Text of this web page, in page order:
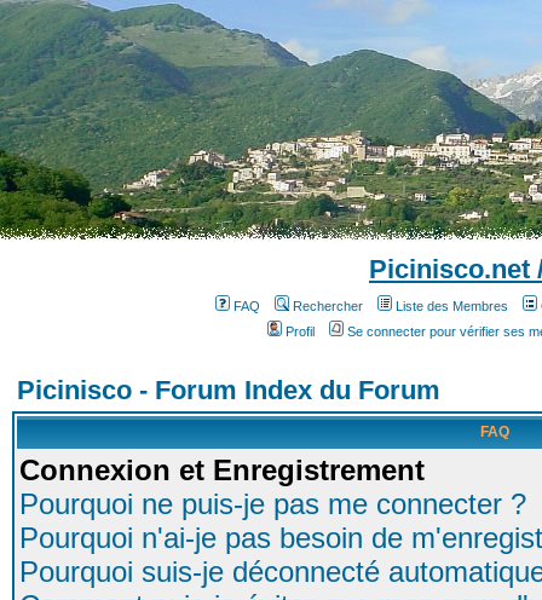
Picinisco.net
FAQ Rechercher Liste des Membres
Profil
Se connecter pour vérifier ses
Picinisco - Forum Index du Forum
FAQ
Connexion et Enregistrement
Pourquoi ne puis-je pas me connecter ?
Pourquoi n'ai-je pas besoin de
Pourquoi suis-je déconnecté